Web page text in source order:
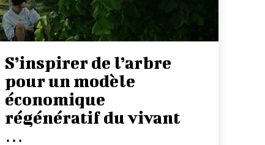
S’inspirer de l’arbre
pour un modèle
économique
régénératif du vivant
…